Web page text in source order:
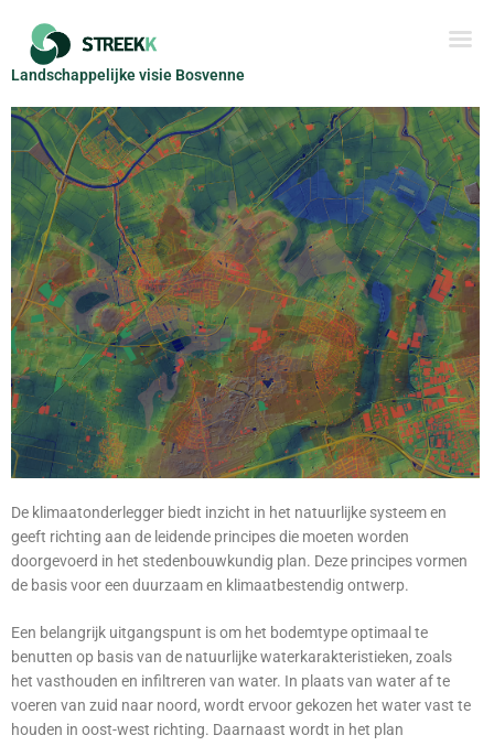
inhoud
Landschappelijke visie Bosvenne
De klimaatonderlegger biedt inzicht in het natuurlijke systeem en
geeft richting aan de leidende principes die moeten worden
doorgevoerd in het stedenbouwkundig plan. Deze principes vormen
de basis voor een duurzaam en klimaatbestendig ontwerp.
Een belangrijk uitgangspunt is om het bodemtype optimaal te
benutten op basis van de natuurlijke waterkarakteristieken, zoals
het vasthouden en infiltreren van water. In plaats van water af te
voeren van zuid naar noord, wordt ervoor gekozen het water vast te
houden in oost-west richting. Daarnaast wordt in het plan